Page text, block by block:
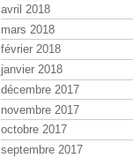
avril 2018
mars 2018
février 2018
janvier 2018
décembre 2017
novembre 2017
octobre 2017
septembre 2017